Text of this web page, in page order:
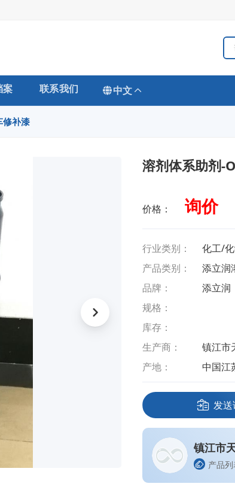
案 联系我们 中文
修补漆
溶剂体系助剂-
价格： 询价
行业类别：
化工/
产品类别：
添立润
品牌：
添立润
规格：
库存：
生产商：
镇江市
产地：
中国江
发送
镇江市
产品列